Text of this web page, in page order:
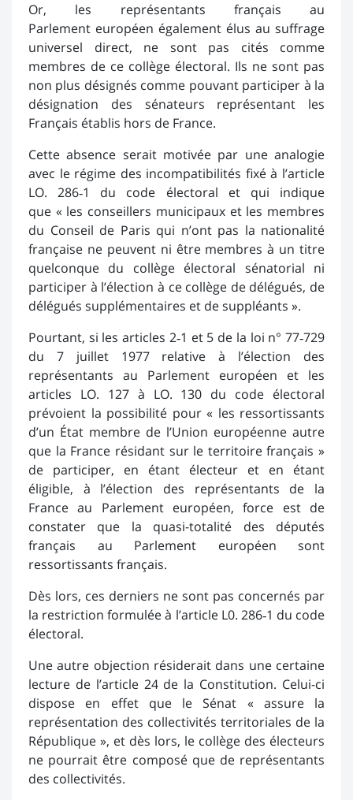
Or, les représentants français au
Parlement européen également élus au suffrage
universel direct, ne sont pas cités comme
membres de ce collège électoral. Ils ne sont pas
non plus désignés comme pouvant participer à la
désignation des sénateurs représentant les
Français établis hors de France.
Cette absence serait motivée par une analogie
avec le régime des incompatibilités fixé à l’article
LO. 286‑1 du code électoral et qui indique
que « les conseillers municipaux et les membres
du Conseil de Paris qui n’ont pas la nationalité
française ne peuvent ni être membres à un titre
quelconque du collège électoral sénatorial ni
participer à l’élection à ce collège de délégués, de
délégués supplémentaires et de suppléants ».
Pourtant, si les articles 2‑1 et 5 de la loi n° 77‑729
du 7 juillet 1977 relative à l’élection des
représentants au Parlement européen et les
articles LO. 127 à LO. 130 du code électoral
prévoient la possibilité pour « les ressortissants
d’un État membre de l’Union européenne autre
que la France résidant sur le territoire français »
de participer, en étant électeur et en étant
éligible, à l’élection des représentants de la
France au Parlement européen, force est de
constater que la quasi-totalité des députés
français au Parlement européen sont
ressortissants français.
Dès lors, ces derniers ne sont pas concernés par
la restriction formulée à l’article L0. 286‑1 du code
électoral.
Une autre objection résiderait dans une certaine
lecture de l’article 24 de la Constitution. Celui-ci
dispose en effet que le Sénat « assure la
représentation des collectivités territoriales de la
République », et dès lors, le collège des électeurs
ne pourrait être composé que de représentants
des collectivités.